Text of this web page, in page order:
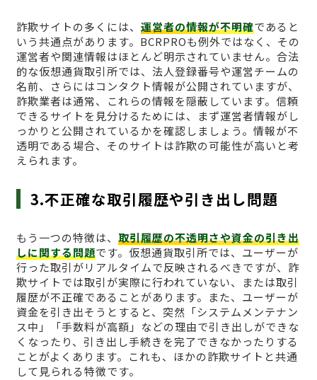
詐欺サイトの多くには、 運営者の情報が不明確であると
いう共通点があります。BCRPROも例外ではなく、その
運営者や関連情報はほとんど明示されていません。合法
的な仮想通貨取引所では、法人登録番号や運営チームの
名前、さらにはコンタクト情報が公開されていますが、
詐欺業者は通常、これらの情報を隠蔽しています。信頼
できるサイトを見分けるためには、まず運営者情報がし
っかりと公開されているかを確認しましょう。情報が不
透明である場合、そのサイトは詐欺の可能性が高いと考
えられます。
3.不正確な取引履歴や引き出し問題
もう一つの特徴は、 取引履歴の不透明さや資金の引き出
しに関する問題です。仮想通貨取引所では、ユーザーが
行った取引がリアルタイムで反映されるべきですが、詐
欺サイトでは取引が実際に行われていない、または取引
履歴が不正確であることがあります。また、ユーザーが
資金を引き出そうとすると、突然「システムメンテナン
ス中」「手数料が高額」などの理由で引き出しができな
くなったり、引き出し手続きを完了できなかったりする
ことがよくあります。これも、ほかの詐欺サイトと共通
して見られる特徴です。